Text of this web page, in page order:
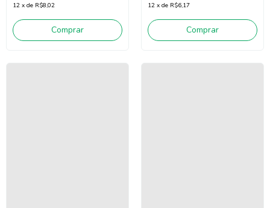
12 x de R$8,02
Comprar
12 x de R$6,17
Comprar